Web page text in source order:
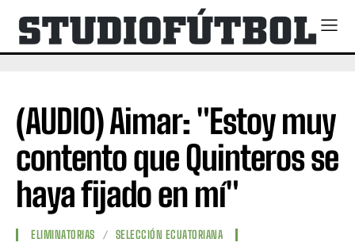
(AUDIO) Aimar: "Estoy muy
contento que Quinteros se
haya fijado en mí"
ELIMINATORIAS SELECCIÓN ECUATORIANA